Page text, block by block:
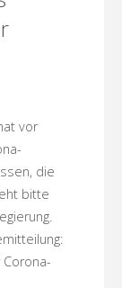
vor
die
bitte